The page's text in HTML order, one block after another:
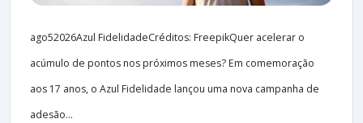
ago52026Azul FidelidadeCréditos: FreepikQuer acelerar o
acúmulo de pontos nos próximos meses? Em comemoração
aos 17 anos, o Azul Fidelidade lançou uma nova campanha de
adesão...